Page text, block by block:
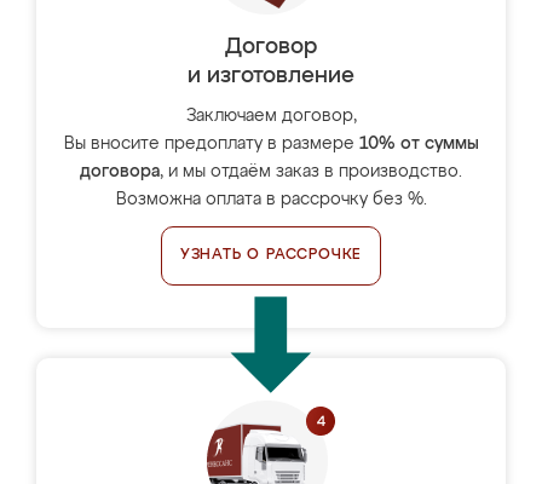
Договор
и изготовление
Заключаем договор,
Вы вносите предоплату в размере 10% от суммы
договора, и мы отдаём заказ в производство.
Возможна оплата в рассрочку без %.
УЗНАТЬ О РАССРОЧКЕ